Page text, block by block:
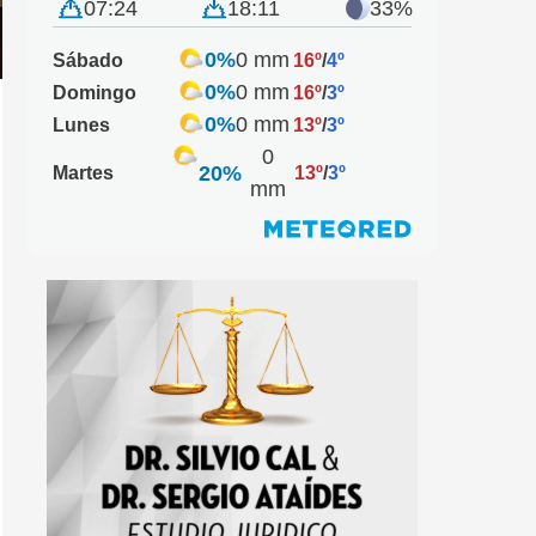
07:24 18:11 33%
Sábado 0%0 mm 16º/4º
Domingo
0%0 mm 16º/3º
Lunes
0%0 mm 13º/3º
Martes 20%
0
mm
13º/3º